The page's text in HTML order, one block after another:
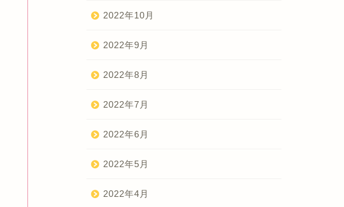
2022年10月
2022年9月
2022年8月
2022年7月
2022年6月
2022年5月
2022年4月